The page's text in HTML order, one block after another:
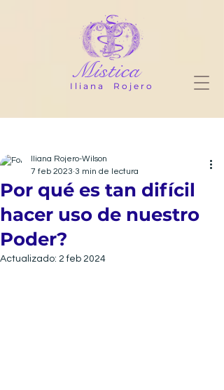
Mística
Iliana Rojero
Por qué es tan difícil
hacer uso de nuestro
Poder?
Iliana Rojero-Wilson
7 feb 2023 3 min de lectura
Actualizado: 2 feb 2024